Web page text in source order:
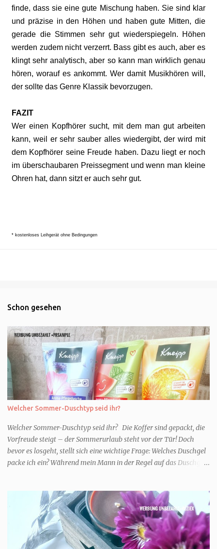
finde, dass sie eine gute Mischung haben. Sie sind klar
und präzise in den Höhen und haben gute Mitten, die
gerade die Stimmen sehr gut wiederspiegeln. Höhen
werden zudem nicht verzerrt. Bass gibt es auch, aber es
klingt sehr analytisch, aber so kann man wirklich genau
hören, worauf es ankommt. Wer damit Musikhören will,
der sollte das Genre Klassik bevorzugen.
FAZIT
Wer einen Kopfhörer sucht, mit dem man gut arbeiten
kann, weil er sehr sauber alles wiedergibt, der wird mit
dem Kopfhörer seine Freude haben. Dazu liegt er noch
im überschaubaren Preissegment und wenn man kleine
Ohren hat, dann sitzt er auch sehr gut.
* kostenloses Leihgerät ohne Bedingungen
Schon gesehen
Welcher Sommer-Duschtyp seid ihr?
Welcher Sommer-Duschtyp seid ihr? Die Koffer sind gepackt, die
Vorfreude steigt – der Sommerurlaub steht vor der Tür! Doch
bevor es losgeht, stellt sich eine wichtige Frage: Welches Duschgel
packe ich ein? Während mein Mann in der Regel auf das Duschgel
Urlaub Entspannung und Wellness. Falls ihr ähnlich denkt, lasst
uns doch herausfinden, welcher Duschtyp ihr seid. TYP
GENIESSER Egal, ob Strand oder Städtetrip - für euch gehört
gutes Essen, ein guter Wein oder Cocktail, vielleicht ein gutes Buch
dazu. Ihr liebt es Sonnenuntergänge zu beobachten und genießt